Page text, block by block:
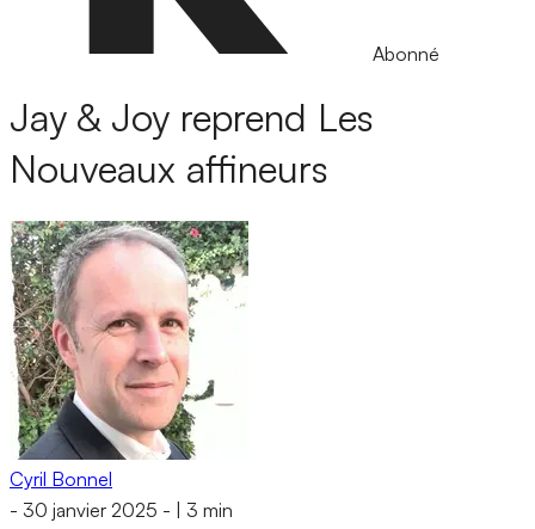
Abonné
Jay & Joy reprend Les
Nouveaux affineurs
Cyril Bonnel
- 30 janvier 2025 - 3 min